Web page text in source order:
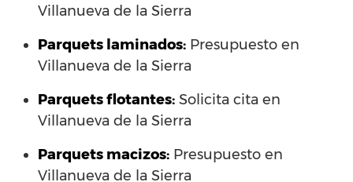
Villanueva de la Sierra
Parquets laminados: Presupuesto en
Villanueva de la Sierra
Parquets flotantes: Solicita cita en
Villanueva de la Sierra
Parquets macizos: Presupuesto en
Villanueva de la Sierra